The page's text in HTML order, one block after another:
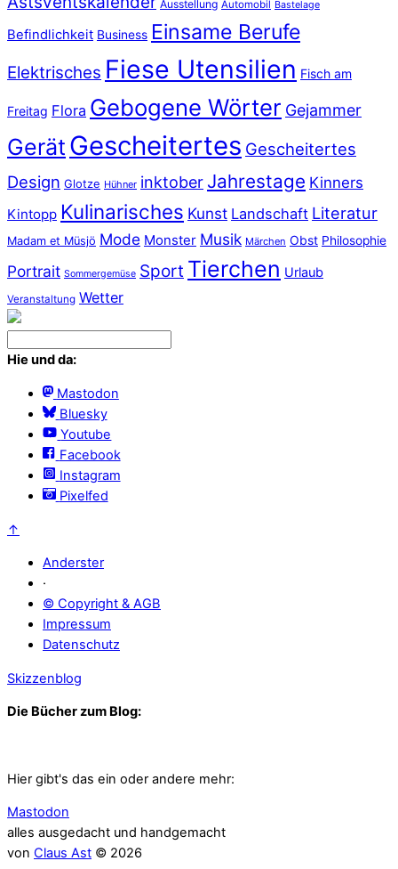
Ausstellung Automobil Bastelage
Befindlichkeit Business Einsame Berufe
Elektrisches Fiese Utensilien Fisch am
Freitag Flora Gebogene Wörter Gejammer
Gerät Gescheitertes Gescheitertes
Design Glotze Hühner inktober Jahrestage Kinners
Kintopp Kulinarisches Kunst Landschaft Literatur
Madam et Müsjö Mode Monster Musik Märchen Obst Philosophie
Portrait Sommergemüse Sport Tierchen Urlaub
Veranstaltung Wetter
Hie und da:
Mastodon
Bluesky
Youtube
Facebook
Instagram
Pixelfed
↑
Anderster
·
© Copyright & AGB
Impressum
Datenschutz
Skizzenblog
Die Bücher zum Blog:
Hier gibt's das ein oder andere mehr:
Mastodon
alles ausgedacht und handgemacht
von Claus Ast © 2026